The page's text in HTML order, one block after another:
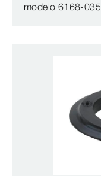
modelo 6168-035